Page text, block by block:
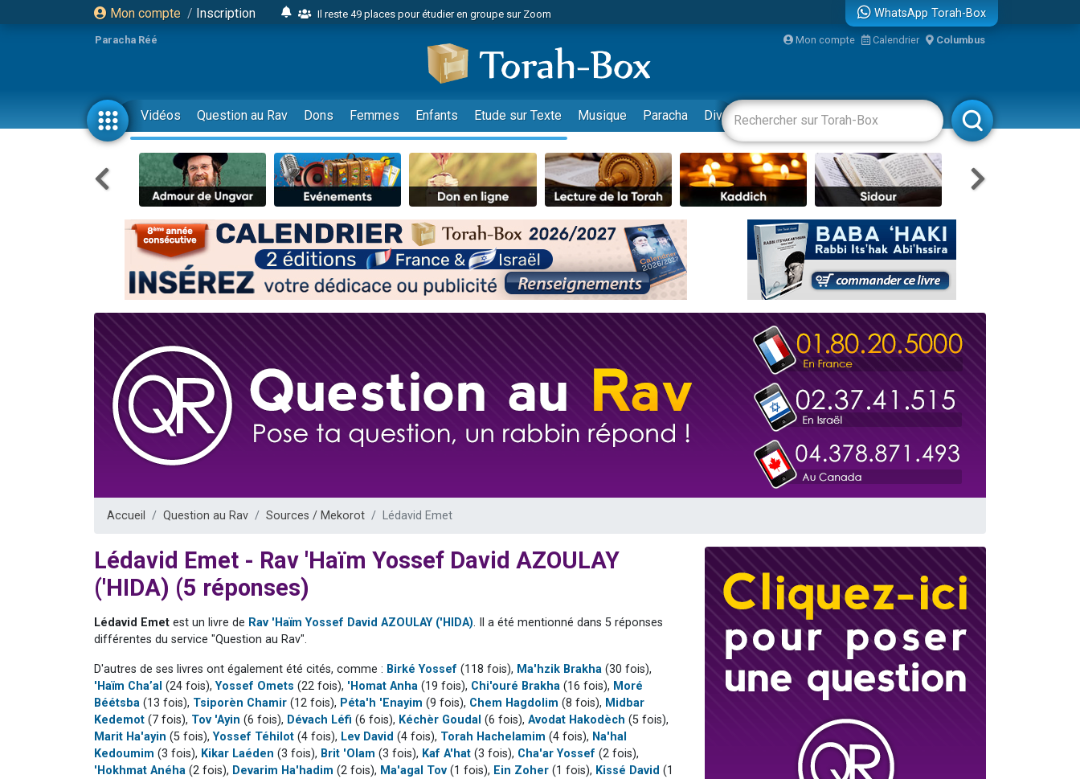
Mon compte / Inscription
Il reste 49 places pour étudier en groupe sur Zoom
2 personnes viennent de nous rejoindre sur WhatsApp
6 personnes viennent de nous rejoindre sur WhatsApp
4 personnes viennent de faire un don pour Reloger Rivka, 6 enfants, victime de violences...
2 personnes viennent de faire un don pour 1 Journée de Vacances Pour les Enfants
17 personnes viennent de demander une bénédiction
4 personnes viennent de nous rejoindre sur WhatsApp
Il reste 49 places pour étudier en groupe sur Zoom
Eva vient de donner son Maasser
4 personnes viennent de nous rejoindre sur WhatsApp
3 personnes viennent de nous rejoindre sur WhatsApp
Odaya vient de donner son Maasser
3 personnes viennent de faire un don pour 5 jours de vacances aux Orphelins
2 personnes viennent de nous rejoindre sur WhatsApp
13 personnes viennent de demander une bénédiction
30 personnes viennent de faire un don pour Sauvez la jambe de Yohan
Il reste 49 places pour étudier en groupe sur Zoom
12 nouvelles musiques dans Torah-Box Music
WhatsApp Torah-Box
Paracha Réé Mon compte Calendrier Columbus
Vidéos Question au Rav Dons Femmes Enfants Etude sur Texte Musique Paracha Divertissements Livres Rabbanim
Accueil Question au Rav Sources / Mekorot Lédavid Emet
Lédavid Emet - Rav 'Haïm Yossef David AZOULAY
('HIDA) (5 réponses)
Lédavid Emet est un livre de Rav 'Haïm Yossef David AZOULAY ('HIDA). Il a été mentionné dans 5 réponses
différentes du service "Question au Rav".
D'autres de ses livres ont également été cités, comme : Birké Yossef (118 fois), Ma'hzik Brakha (30 fois),
'Haïm Cha’al (24 fois),Yossef Omets (22 fois), 'Homat Anha (19 fois), Chi'ouré Brakha (16 fois), Moré
Béétsba (13 fois), Tsiporèn Chamir (12 fois), Péta'h 'Enayim (9 fois), Chem Hagdolim (8 fois), Midbar
Kedemot (7 fois), Tov 'Ayin (6 fois), Dévach Léfi (6 fois), Kéchèr Goudal (6 fois), Avodat Hakodèch (5 fois),
Marit Ha'ayin (5 fois),Yossef Téhilot (4 fois), Lev David (4 fois), Torah Hachelamim (4 fois), Na'hal
Kedoumim (3 fois), Kikar Laéden (3 fois), Brit 'Olam (3 fois), Kaf A'hat (3 fois), Cha'ar Yossef (2 fois),
'Hokhmat Anéha (2 fois), Devarim Ha'hadim (2 fois), Ma'agal Tov (1 fois), Ein Zoher (1 fois), Kissé David (1